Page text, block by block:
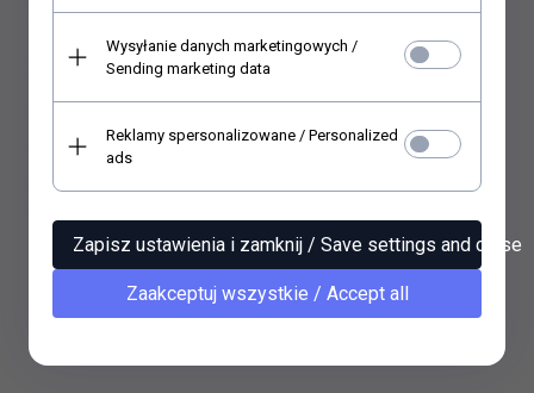
Zestaw kreatywny (HS
Zestaw kreatywny (HS
Wysyłanie danych marketingowych /
Sending marketing data
Reklamy spersonalizowane / Personalized
ads
Zapisz ustawienia i zamknij / Save settings and close
Zaakceptuj wszystkie / Accept all